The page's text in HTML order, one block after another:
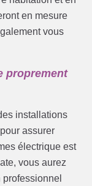
en mesure
vous
proprement
installations
assurer
électrique est
vous aurez